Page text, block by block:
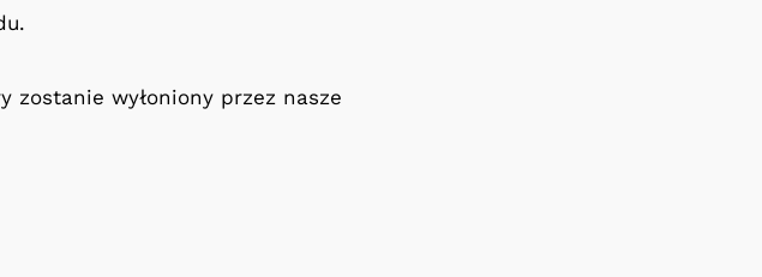
zostanie wyłoniony przez nasze